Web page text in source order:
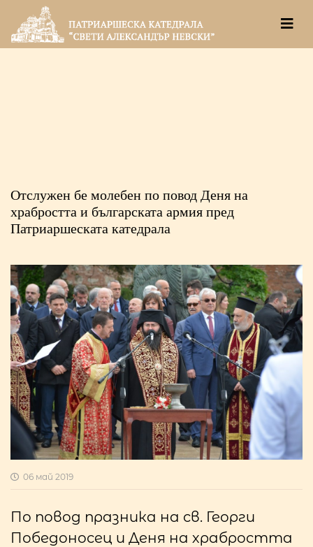
Отслужен бе молебен по повод Деня на
храбростта и българската армия пред
Патриаршеската катедрала
06 май 2019
По повод празника на св. Георги
Победоносец и Деня на храбростта